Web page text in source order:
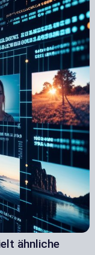
ähnliche